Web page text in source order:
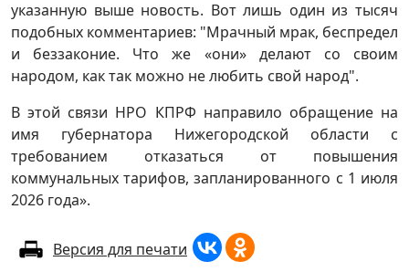
указанную выше новость. Вот лишь один из тысяч
подобных комментариев: "Мрачный мрак, беспредел
и беззаконие. Что же «они» делают со своим
народом, как так можно не любить свой народ".
В этой связи НРО КПРФ направило обращение на
имя губернатора Нижегородской области с
требованием отказаться от повышения
коммунальных тарифов, запланированного с 1 июля
2026 года».
Версия для печати